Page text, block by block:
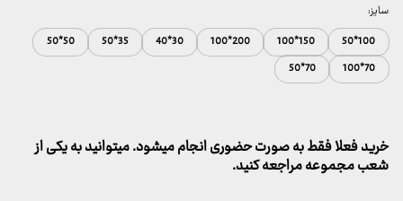
تا
2,600,000 تومان
سایز:
100*50
150*100
200*100
30*40
35*50
50*50
70*100
70*50
خرید فعلا فقط به صورت حضوری انجام میشود. میتوانید به یکی از
شعب مجموعه مراجعه کنید.